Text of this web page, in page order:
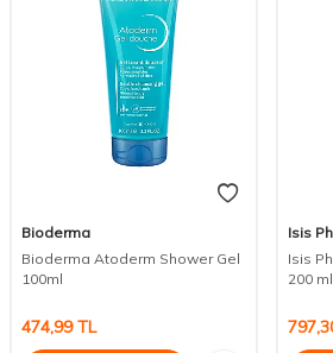
Bioderma
Bioderma Atoderm Shower Gel
100ml
474,99TL
Isis
Isis
200 ml